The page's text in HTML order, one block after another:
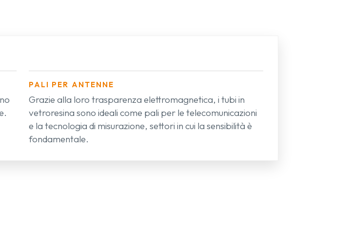
PALI PER ANTENNE
Grazie alla loro trasparenza elettromagnetica, i tubi in
vetroresina sono ideali come pali per le telecomunicazioni
e la tecnologia di misurazione, settori in cui la sensibilità è
fondamentale.